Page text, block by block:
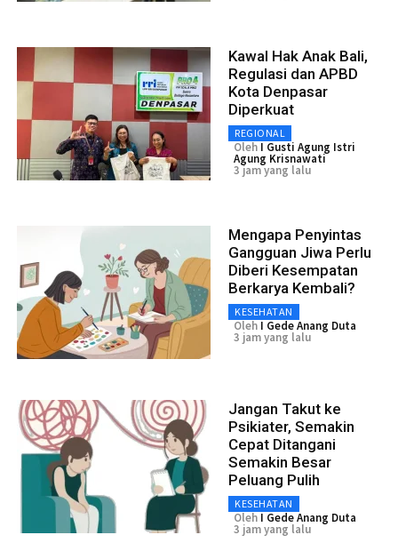
Kawal Hak Anak Bali,
Regulasi dan APBD
Kota Denpasar
Diperkuat
REGIONAL
Oleh I Gusti Agung Istri
Agung Krisnawati
3 jam yang lalu
Mengapa Penyintas
Gangguan Jiwa Perlu
Diberi Kesempatan
Berkarya Kembali?
KESEHATAN
Oleh I Gede Anang Duta
3 jam yang lalu
Jangan Takut ke
Psikiater, Semakin
Cepat Ditangani
Semakin Besar
Peluang Pulih
KESEHATAN
Oleh I Gede Anang Duta
3 jam yang lalu